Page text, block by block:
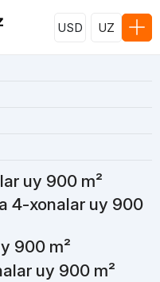
USD UZ
uy 900 m²
4-xonalar uy 900
900 m²
uy 900 m²